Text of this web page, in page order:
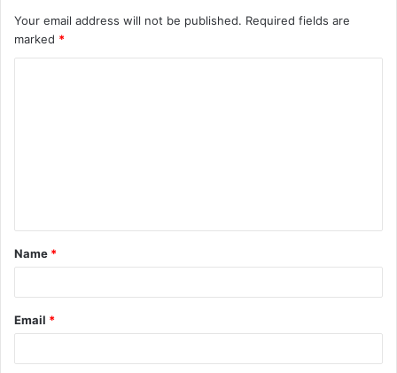
Your email address will not be published. Required fields are
marked *
t
*
Name *
Email *